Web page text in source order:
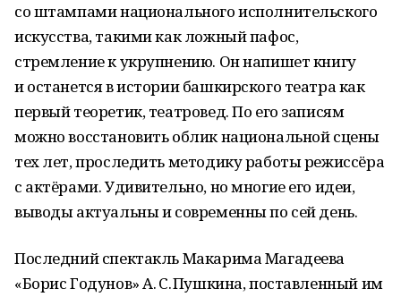
со штампами национального исполнительского
искусства, такими как ложный пафос,
стремление к укрупнению. Он напишет книгу
и останется в истории башкирского театра как
первый теоретик, театровед. По его записям
можно восстановить облик национальной сцены
тех лет, проследить методику работы режиссёра
с актёрами. Удивительно, но многие его идеи,
выводы актуальны и современны по сей день.
Последний спектакль Макарима Магадеева
«Борис Годунов» А. С. Пушкина, поставленный им